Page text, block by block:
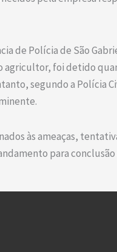
de Polícia de São
foi detido
segundo a
às ameaças,
para